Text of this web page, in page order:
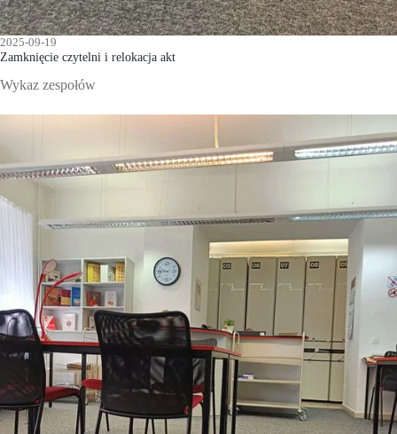
2025-09-19
Zamknięcie czytelni i relokacja akt
Wykaz zespołów